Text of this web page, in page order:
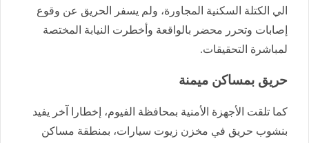
الي الكتلة السكنية المجاورة، ولم يسفر الحريق عن وقوع
إصابات وتحرر محضر بالواقعة وأخطرت النيابة المختصة
لمباشرة التحقيقات.
حريق بمساكن ميمنة
كما تلقت الأجهزة الأمنية بمحافظة الفيوم، إخطارا آخر يفيد
بنشوب حريق في مخزن زيوت سيارات، بمنطقة مساكن